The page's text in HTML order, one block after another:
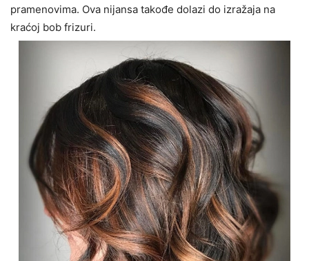
pramenovima. Ova nijansa takođe dolazi do izražaja na
kraćoj bob frizuri.